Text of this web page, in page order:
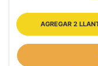
AGREGAR 2